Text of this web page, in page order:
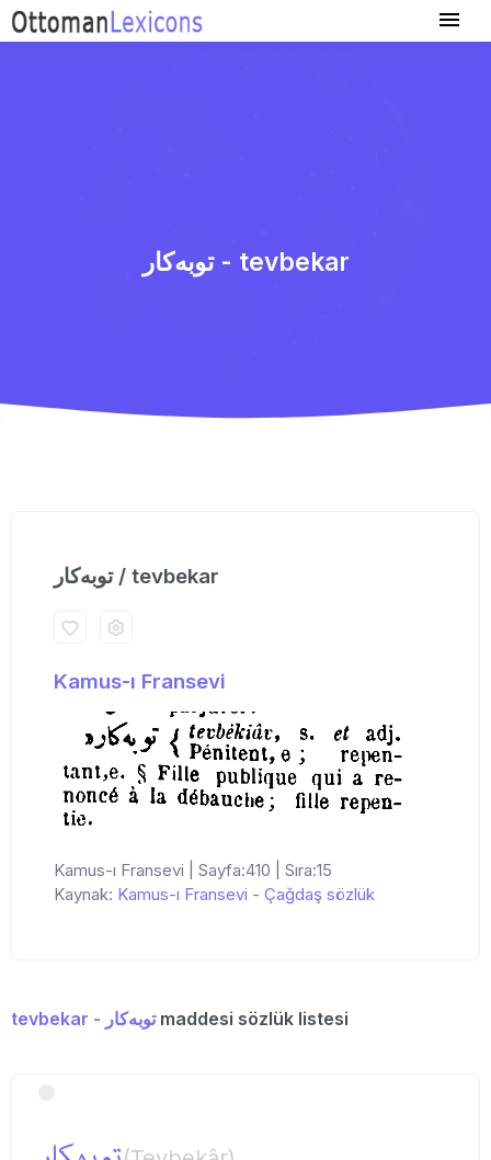
توبه‌كار - tevbekar
توبه‌كار / tevbekar
Kamus-ı Fransevi
Kamus-ı Fransevi | Sayfa:410 | Sıra:15
Kaynak: Kamus-ı Fransevi - Çağdaş sözlük
tevbekar - توبه‌كارmaddesi sözlük listesi